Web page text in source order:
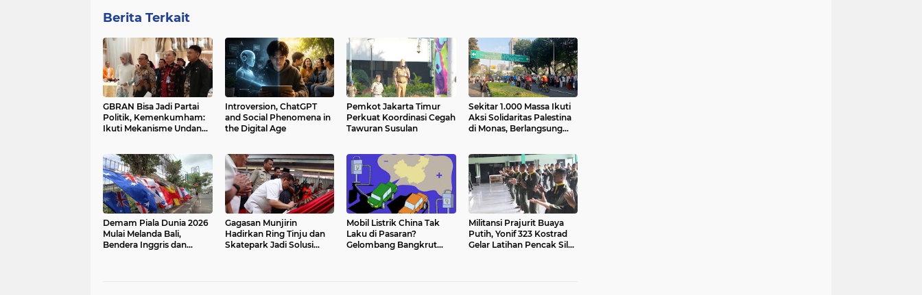
Berita Terkait
GBRAN Bisa Jadi Partai
Politik, Kemenkumham:
Ikuti Mekanisme Undang-
Introversion, ChatGPT
and Social Phenomena in
the Digital Age
Pemkot Jakarta Timur
Perkuat Koordinasi Cegah
Tawuran Susulan
Sekitar 1.000 Massa Ikuti
Aksi Solidaritas Palestina
di Monas, Berlangsung
Demam Piala Dunia 2026
Mulai Melanda Bali,
Bendera Inggris dan
Gagasan Munjirin
Hadirkan Ring Tinju dan
Skatepark Jadi Solusi
Mobil Listrik China Tak
Laku di Pasaran?
Gelombang Bangkrut
Militansi Prajurit Buaya
Putih, Yonif 323 Kostrad
Gelar Latihan Pencak Silat